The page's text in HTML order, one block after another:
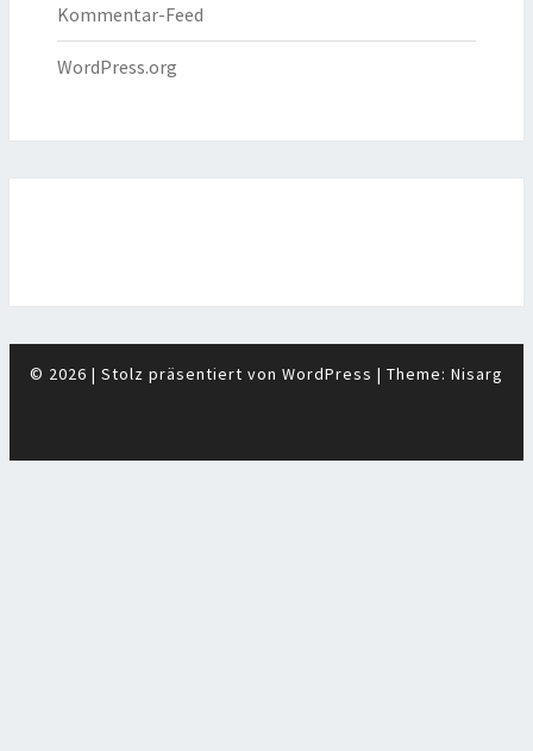
Kommentar-Feed
WordPress.org
© 2026 | Stolz präsentiert von WordPress | Theme: Nisarg